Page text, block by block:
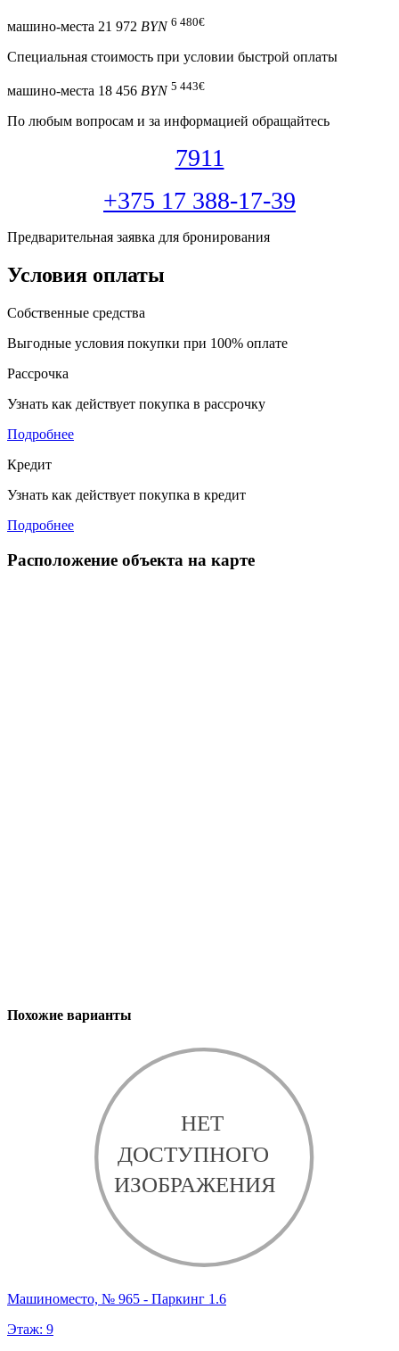
машино-места 21 972 BYN 6 480€
Специальная cтоимость при условии быстрой оплаты
машино-места 18 456 BYN 5 443€
По любым вопросам и за информацией обращайтесь
7911
+375 17 388-17-39
Предварительная заявка для бронирования
Условия оплаты
Собственные средства
Выгодные условия покупки при 100% оплате
Рассрочка
Узнать как действует покупка в рассрочку
Подробнее
Кредит
Узнать как действует покупка в кредит
Подробнее
Расположение объекта на карте
Похожие варианты
Машиноместо, № 965 - Паркинг 1.6
Этаж: 9